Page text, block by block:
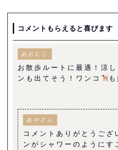
コメントもらえると喜びます
あおむし
お散歩ルートに最適！涼
ンも出てそう！ワンコ
あやさん
コメントありがとうござ
ンがシャワーのようにす